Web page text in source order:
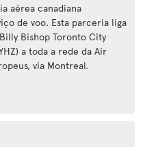
aérea canadiana
de voo. Esta parceria liga
Bishop Toronto City
a toda a rede da Air
via Montreal.